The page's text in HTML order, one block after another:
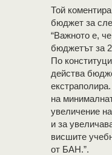
Той
бюджет за
“Важното е,
бюджетът за
По
действа
на
увеличение
и за
висшите
от БАН.”.